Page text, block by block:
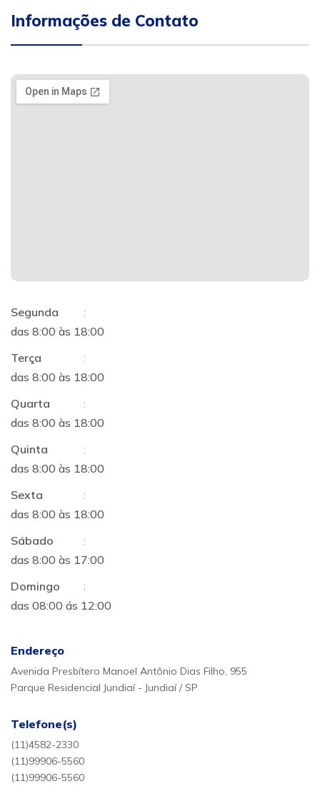
Informações de Contato
Segunda
:
das 8:00 às 18:00
Terça
:
das 8:00 às 18:00
Quarta
:
das 8:00 às 18:00
Quinta
:
das 8:00 às 18:00
Sexta
:
das 8:00 às 18:00
Sábado
:
das 8:00 às 17:00
Domingo
:
das 08:00 ás 12:00
Endereço
Avenida Presbítero Manoel Antônio Dias Filho, 955
Parque Residencial Jundiaí - Jundiaí / SP
Telefone(s)
(11)4582-2330
(11)99906-5560
(11)99906-5560